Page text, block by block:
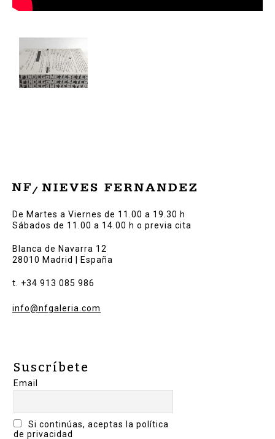
De Martes a Viernes de 11.00 a 19.30 h
Sábados de 11.00 a 14.00 h o previa cita
Blanca de Navarra 12
28010 Madrid | España
t. +34 913 085 986
info@nfgaleria.com
Suscríbete
Email
Si continúas, aceptas la política
de privacidad